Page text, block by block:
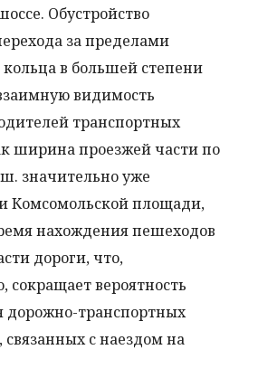
Обустройство
за пределами
кольца в большей степени
видимость
транспортных
ширина проезжей части по
значительно уже
Комсомольской площади,
нахождения пешеходов
дороги, что,
сокращает вероятность
дорожно-транспортных
с наездом на